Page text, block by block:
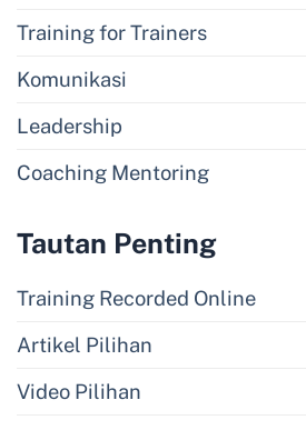
Training for Trainers
Komunikasi
Leadership
Coaching Mentoring
Tautan Penting
Training Recorded Online
Artikel Pilihan
Video Pilihan